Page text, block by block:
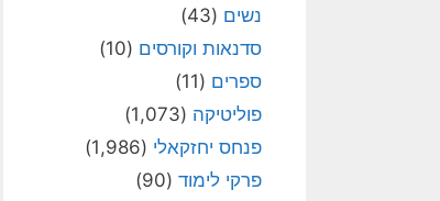
נשים (43)
סדנאות וקורסים (10)
ספרים (11)
פוליטיקה (1,073)
פנחס יחזקאלי (1,986)
פרקי לימוד (90)